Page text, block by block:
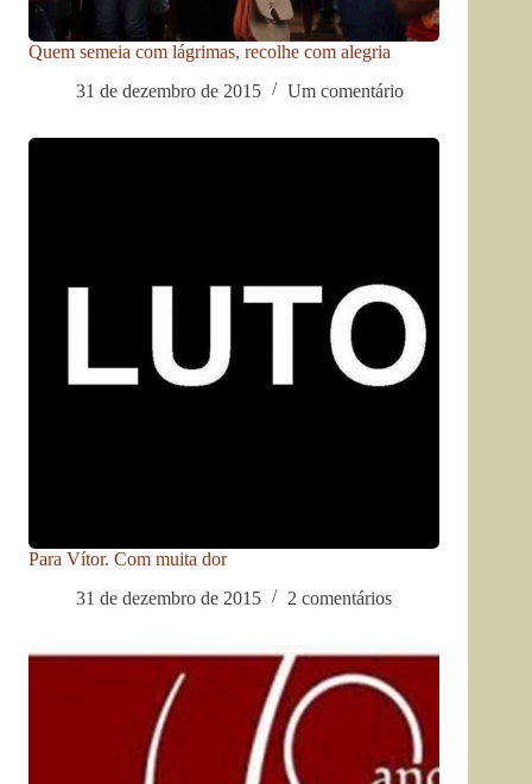
Quem semeia com lágrimas, recolhe com alegria
31 de dezembro de 2015
Um comentário
Para Vítor. Com muita dor
31 de dezembro de 2015
2 comentários